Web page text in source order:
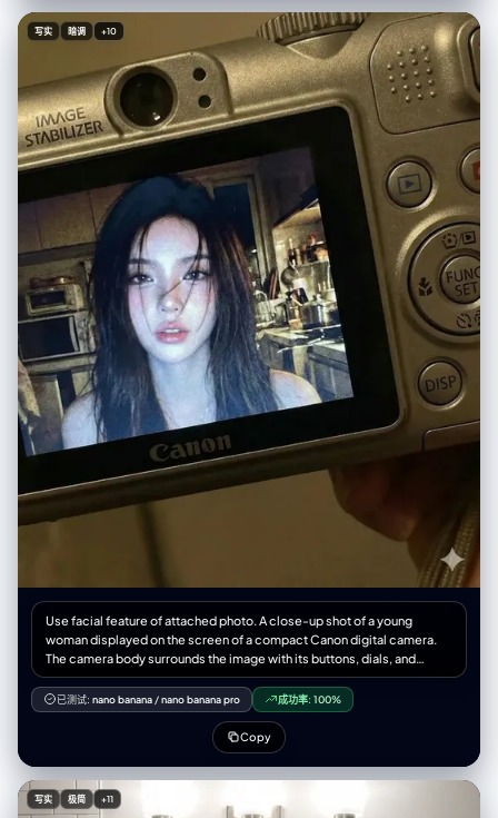
写实 暗调 +10
Use facial feature of attached photo. A close-up shot of a young
woman displayed on the screen of a compact Canon digital camera.
The camera body surrounds the image with its buttons, dials, and
textured surface visible, including the FUNC/SET wheel, DISP button,
and the “IMAGE STABILIZER” label along the side. The photo on the
screen shows the woman indoors at night, illuminated by a bright built-
in flash that creates sharp highlights on her face and hair. She has long
dark hair falling across part of her face in loose strands, with a soft,
slightly open-lip expression. The flash accentuates her features
against a dim, cluttered kitchen background with appliances, shelves,
and metallic surfaces softly blurred. The mood is candid, raw,
已测试: nano banana /nano banana pro 成功率: 100%
Copy
写实 极简 +11